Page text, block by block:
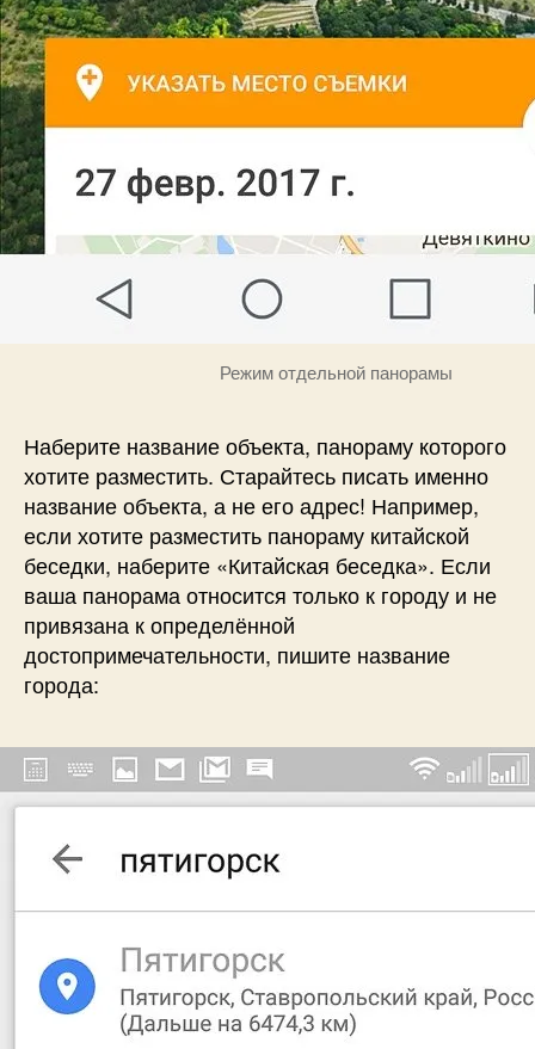
Режим отдельной панорамы
Наберите название объекта, панораму которого
хотите разместить. Старайтесь писать именно
название объекта, а не его адрес! Например,
если хотите разместить панораму китайской
беседки, наберите «Китайская беседка». Если
ваша панорама относится только к городу и не
привязана к определённой
достопримечательности, пишите название
города: